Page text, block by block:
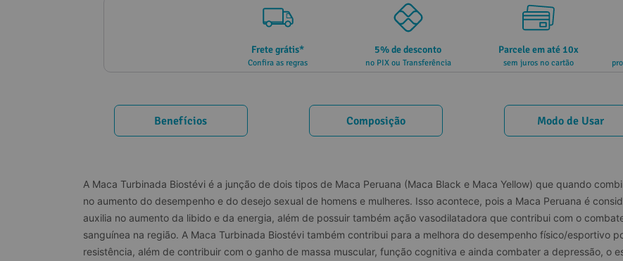
Frete grátis*
Confira as regras
5% de desconto
no PIX ou Transferência
Parcele em até 10x
sem juros no cartão
Benefícios Composição Modo de Usar
A Maca Turbinada Biostévi é a junção de dois tipos de Maca Peruana (Maca Black e Maca Yellow) que quando
no aumento do desempenho e do desejo sexual de homens e mulheres. Isso acontece, pois a Maca Peruana é
auxilia no aumento da libido e da energia, além de possuir também ação vasodilatadora que contribui com o
sanguínea na região. A Maca Turbinada Biostévi também contribui para a melhora do desempenho físico/esportivo
resistência, além de contribuir com o ganho de massa muscular, função cognitiva e ainda combater a depressão, o